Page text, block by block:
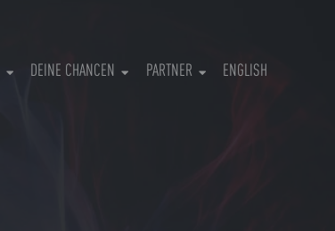
DEINE CHANCEN PARTNER ENGLISH